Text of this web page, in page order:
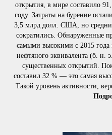
открытия, в мире составило
году. Затраты на бурение
3,5 млрд долл. США, но
сократились. Обнаруженные
самыми высокими с 2015 года
нефтяного эквивалента (б. н.
существенных открытий.
составил 32 % — это самая
Такой уровень активности,